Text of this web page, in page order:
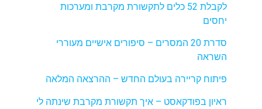
לקבלת 52 כלים לתקשורת מקרבת ומערכות
יחסים
סדרת 20 המסרים – סיפורים אישיים מעוררי
השראה
פיתוח קריירה בעולם החדש – ההרצאה המלאה
ראיון בפודקאסט – איך תקשורת מקרבת שינתה לי